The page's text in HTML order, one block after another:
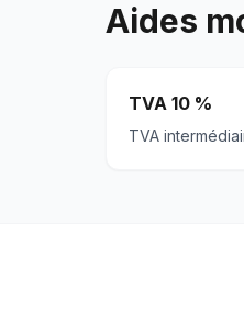
Aides
TVA 10 %
TVA